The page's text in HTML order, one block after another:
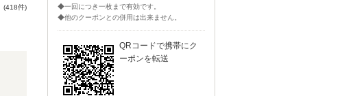
(418件)
◆一回につき一枚まで有効です。
◆他のクーポンとの併用は出来ません。
QRコードで携帯にク
ーポンを転送